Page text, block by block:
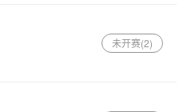
未开赛(2)